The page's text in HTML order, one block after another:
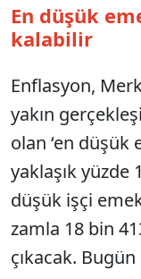
En düşük
kalabilir
Enflasyon,
yakın
olan ‘en düşük
yaklaşık yüzde
düşük işçi
zamla 18 bin
çıkacak.